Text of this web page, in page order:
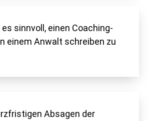
sinnvoll, einen Coaching-
einem Anwalt schreiben zu
Absagen der